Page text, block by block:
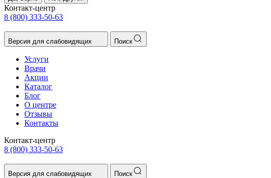
Контакт-центр
8 (800) 333-50-63
Версия для слабовидящих Поиск
Услуги
Врачи
Акции
Каталог
Блог
О центре
Отзывы
Контакты
Контакт-центр
8 (800) 333-50-63
Версия для слабовидящих Поиск